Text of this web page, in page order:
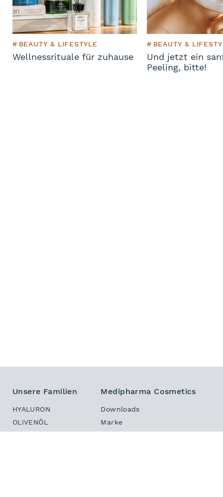
# BEAUTY & LIFESTYLE
Wellnessrituale für zuhause
# BEAUTY &
Und jetzt ein
Peeling, bitte!
Unsere Familien
HYALURON
OLIVENÖL
Medipharma Cosmetics
Downloads
Marke